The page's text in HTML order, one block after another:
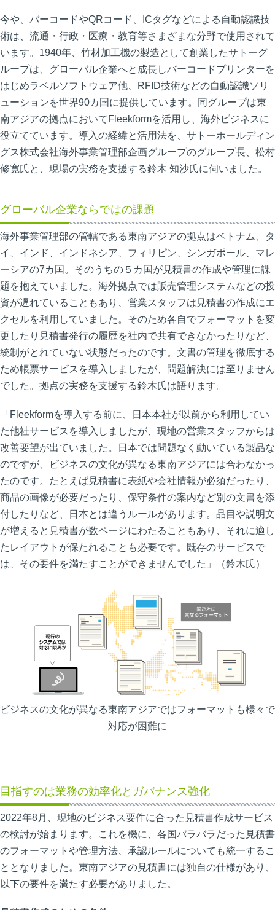
今や、バーコードやQRコード、ICタグなどによる自動認識技
術は、流通・行政・医療・教育等さまざまな分野で使用されて
います。1940年、竹材加工機の製造として創業したサトーグ
ループは、グローバル企業へと成長しバーコードプリンターを
はじめラベルソフトウェア他、RFID技術などの自動認識ソリ
ューションを世界90カ国に提供しています。同グループは東
南アジアの拠点においてFleekformを活用し、海外ビジネスに
役立てています。導入の経緯と活用法を、サトーホールディン
グス株式会社海外事業管理部企画グループのグループ長、松村
修寛氏と、現場の実務を支援する鈴木 知沙氏に伺いました。
グローバル企業ならではの課題
海外事業管理部の管轄である東南アジアの拠点はベトナム、タ
イ、インド、インドネシア、フィリピン、シンガポール、マレ
ーシアの7カ国。そのうちの５カ国が見積書の作成や管理に課
題を抱えていました。海外拠点では販売管理システムなどの投
資が遅れていることもあり、営業スタッフは見積書の作成にエ
クセルを利用していました。そのため各自でフォーマットを変
更したり見積書発行の履歴を社内で共有できなかったりなど、
統制がとれていない状態だったのです。文書の管理を徹底する
ため帳票サービスを導入しましたが、問題解決には至りません
でした。拠点の実務を支援する鈴木氏は語ります。
「Fleekformを導入する前に、日本本社が以前から利用してい
た他社サービスを導入しましたが、現地の営業スタッフからは
改善要望が出ていました。日本では問題なく動いている製品な
のですが、ビジネスの文化が異なる東南アジアには合わなかっ
たのです。たとえば見積書に表紙や会社情報が必須だったり、
商品の画像が必要だったり、保守条件の案内など別の文書を添
付したりなど、日本とは違うルールがあります。品目や説明文
が増えると見積書が数ページにわたることもあり、それに適し
たレイアウトが保たれることも必要です。既存のサービスで
は、その要件を満たすことができませんでした」（鈴木氏）
ビジネスの文化が異なる東南アジアではフォーマットも様々で
対応が困難に
目指すのは業務の効率化とガバナンス強化
2022年8月、現地のビジネス要件に合った見積書作成サービス
の検討が始まります。これを機に、各国バラバラだった見積書
のフォーマットや管理方法、承認ルールについても統一するこ
ととなりました。東南アジアの見積書には独自の仕様があり、
以下の要件を満たす必要がありました。